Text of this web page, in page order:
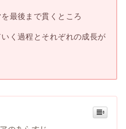
最後まで貫くところ
く過程とそれぞれの成長が